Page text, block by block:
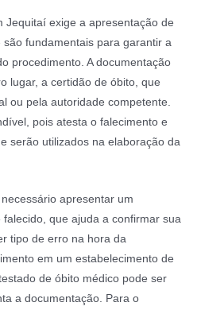
Jequitaí exige a apresentação de
fundamentais para garantir a
procedimento. A documentação
lugar, a certidão de óbito, que
ou pela autoridade competente.
pois atesta o falecimento e
serão utilizados na elaboração da
apresentar um
que ajuda a confirmar sua
tipo de erro na hora da
em um estabelecimento de
de óbito médico pode ser
a documentação. Para o